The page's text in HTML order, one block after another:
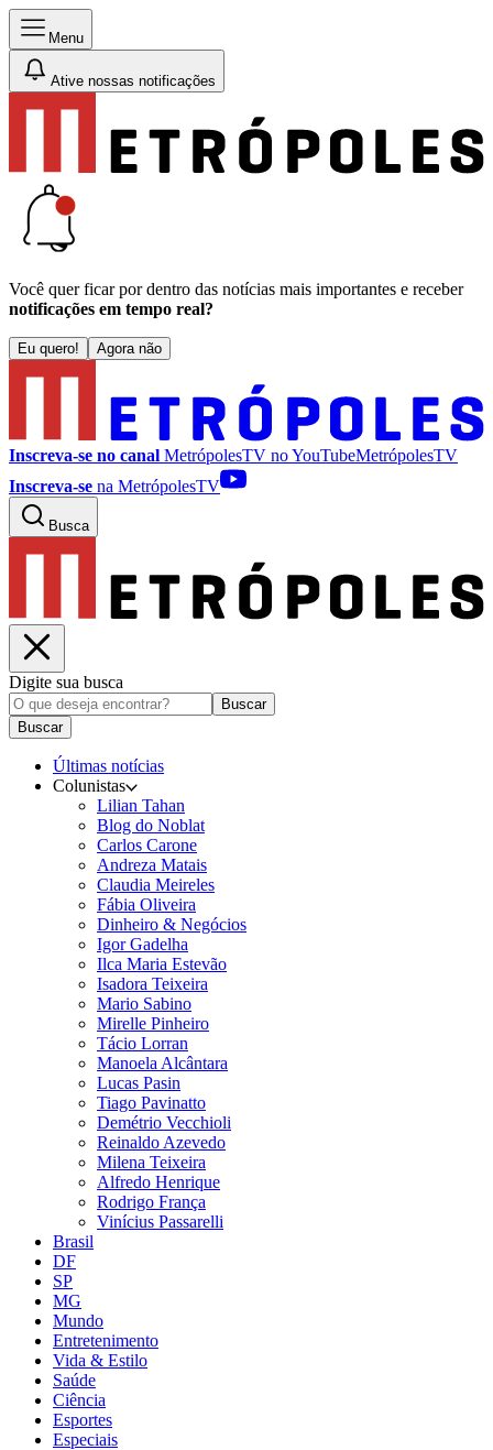
Menu
Ative nossas notificações
Você quer ficar por dentro das notícias mais importantes e receber
notificações em tempo real?
Eu quero! Agora não
Inscreva-se no canal MetrópolesTV noYouTubeMetrópolesTV
Inscreva-se na MetrópolesTV
Busca
Digite sua busca
Buscar
Buscar
Últimas notícias
Colunistas
Lilian Tahan
Blog do Noblat
Carlos Carone
Andreza Matais
Claudia Meireles
Fábia Oliveira
Dinheiro & Negócios
Igor Gadelha
Ilca Maria Estevão
Isadora Teixeira
Mario Sabino
Mirelle Pinheiro
Tácio Lorran
Manoela Alcântara
Lucas Pasin
Tiago Pavinatto
Demétrio Vecchioli
Reinaldo Azevedo
Milena Teixeira
Alfredo Henrique
Rodrigo França
Vinícius Passarelli
Brasil
DF
SP
MG
Mundo
Entretenimento
Vida & Estilo
Saúde
Ciência
Esportes
Especiais